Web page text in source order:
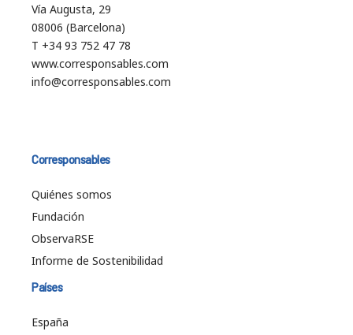
Vía Augusta, 29
08006 (Barcelona)
T +34 93 752 47 78
www.corresponsables.com
info@corresponsables.com
Corresponsables
Quiénes somos
Fundación
ObservaRSE
Informe de Sostenibilidad
Países
España